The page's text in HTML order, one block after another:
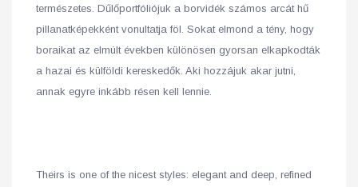
természetes. Dűlőportfóliójuk a borvidék számos arcát hű
pillanatképekként vonultatja föl. Sokat elmond a tény, hogy
boraikat az elmúlt években különösen gyorsan elkapkodták
a hazai és külföldi kereskedők. Aki hozzájuk akar jutni,
annak egyre inkább résen kell lennie.
Theirs is one of the nicest styles: elegant and deep, refined